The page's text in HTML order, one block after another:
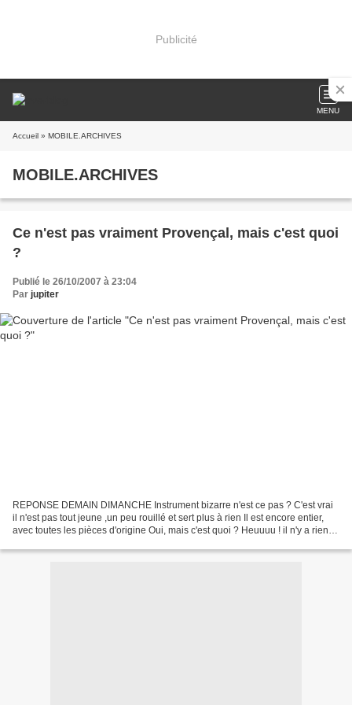
Publicité
MENU
Accueil » MOBILE.ARCHIVES
MOBILE.ARCHIVES
Ce n'est pas vraiment Provençal, mais c'est quoi
?
Publié le 26/10/2007 à 23:04
Par jupiter
REPONSE DEMAIN DIMANCHE Instrument bizarre n'est ce pas ? C'est vrai
il n'est pas tout jeune ,un peu rouillé et sert plus à rien Il est encore entier,
avec toutes les pièces d'origine Oui, mais c'est quoi ? Heuuuu ! il n'y a rien à